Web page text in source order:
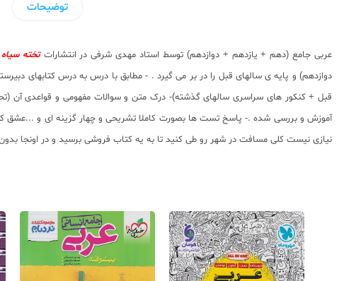
توضیحات
عربی جامع (دهم + یازدهم + دوازدهم) توسط استاد مهدی شرفی در انتشارات تخته سیاه
دوازدهم) و پایه ی سالهای قبل را در بر می گیرد . - مطابق با درس به درس کتابهای
قبل + کنکور های سراسری سالهای گذشته)- درک متن و سوالات مفهومی و قواعدی آن
آموزش و بررسی شده .- پاسخ تست ها بصورت کاملا تشریحی و چهار گزینه ای و ...عشق
نیازی نیست کلی مسافت در شهر رو طی کنید تا به یه کتاب فروشی برسید و در اونجا بدون